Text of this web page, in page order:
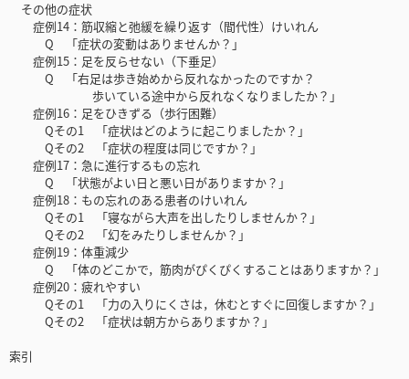
その他の症状
症例14：筋収縮と弛緩を繰り返す（間代性）けいれん
Q 「症状の変動はありませんか？」
症例15：足を反らせない（下垂足）
Q 「右足は歩き始めから反れなかったのですか？
歩いている途中から反れなくなりましたか？」
症例16：足をひきずる（歩行困難）
Qその1 「症状はどのように起こりましたか？」
Qその2 「症状の程度は同じですか？」
症例17：急に進行するもの忘れ
Q 「状態がよい日と悪い日がありますか？」
症例18：もの忘れのある患者のけいれん
Qその1 「寝ながら大声を出したりしませんか？」
Qその2 「幻をみたりしませんか？」
症例19：体重減少
Q 「体のどこかで，筋肉がぴくぴくすることはありますか？」
症例20：疲れやすい
Qその1 「力の入りにくさは，休むとすぐに回復しますか？」
Qその2 「症状は朝方からありますか？」
索引